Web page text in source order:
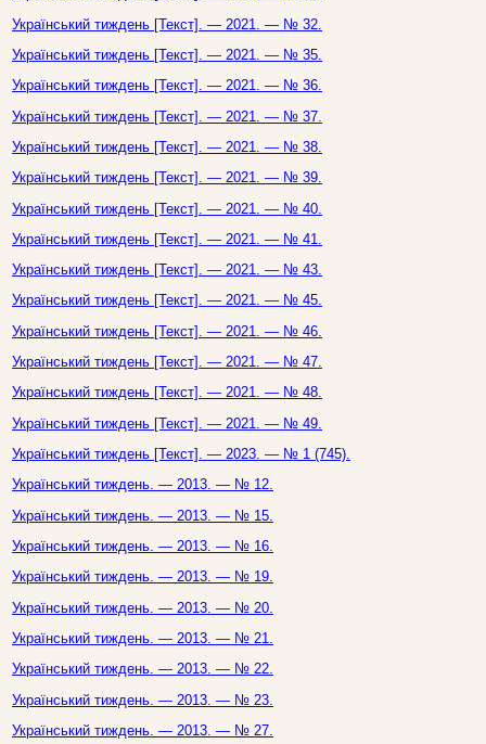
Український тиждень [Текст]. — 2021. — № 32.
Український тиждень [Текст]. — 2021. — № 35.
Український тиждень [Текст]. — 2021. — № 36.
Український тиждень [Текст]. — 2021. — № 37.
Український тиждень [Текст]. — 2021. — № 38.
Український тиждень [Текст]. — 2021. — № 39.
Український тиждень [Текст]. — 2021. — № 40.
Український тиждень [Текст]. — 2021. — № 41.
Український тиждень [Текст]. — 2021. — № 43.
Український тиждень [Текст]. — 2021. — № 45.
Український тиждень [Текст]. — 2021. — № 46.
Український тиждень [Текст]. — 2021. — № 47.
Український тиждень [Текст]. — 2021. — № 48.
Український тиждень [Текст]. — 2021. — № 49.
Український тиждень [Текст]. — 2023. — № 1 (745).
Український тиждень. — 2013. — № 12.
Український тиждень. — 2013. — № 15.
Український тиждень. — 2013. — № 16.
Український тиждень. — 2013. — № 19.
Український тиждень. — 2013. — № 20.
Український тиждень. — 2013. — № 21.
Український тиждень. — 2013. — № 22.
Український тиждень. — 2013. — № 23.
Український тиждень. — 2013. — № 27.